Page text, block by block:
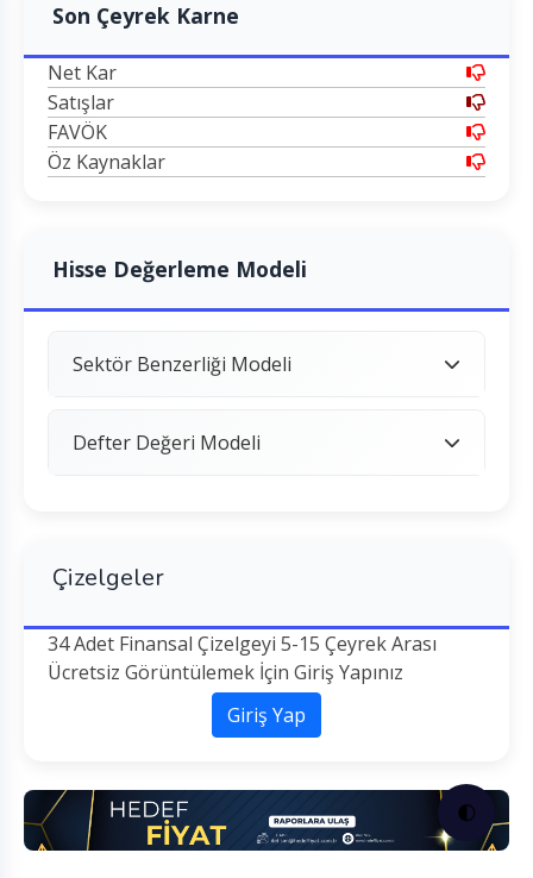
🌓
Son Çeyrek Karne
Net Kar
Satışlar
FAVÖK
Öz Kaynaklar
Hisse Değerleme Modeli
Sektör Benzerliği Modeli
Defter Değeri Modeli
Çizelgeler
34 Adet Finansal Çizelgeyi 5-15 Çeyrek Arası
Ücretsiz Görüntülemek İçin Giriş Yapınız
Giriş Yap